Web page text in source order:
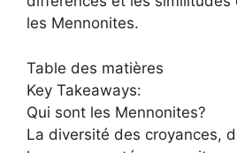
les Mennonites.
Table des matières
Key Takeaways:
Qui sont les Mennonites?
La diversité des croyances,